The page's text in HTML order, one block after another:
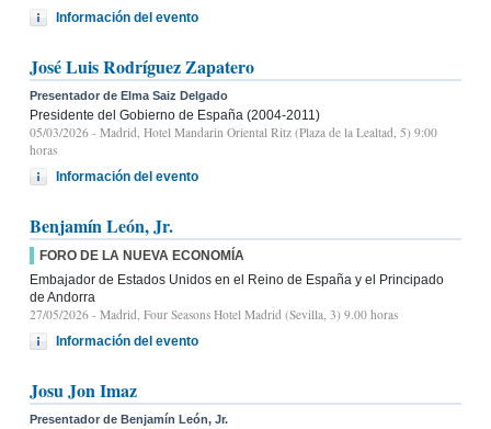
Información del evento
José Luis Rodríguez Zapatero
Presentador de Elma Saiz Delgado
Presidente del Gobierno de España (2004-2011)
05/03/2026 - Madrid, Hotel Mandarin Oriental Ritz (Plaza de la Lealtad, 5) 9:00
horas
Información del evento
Benjamín León, Jr.
FORO DE LA NUEVA ECONOMÍA
Embajador de Estados Unidos en el Reino de España y el Principado
de Andorra
27/05/2026 - Madrid, Four Seasons Hotel Madrid (Sevilla, 3) 9.00 horas
Información del evento
Josu Jon Imaz
Presentador de Benjamín León, Jr.